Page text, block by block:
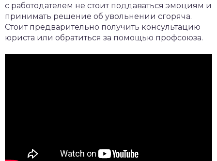
с работодателем не стоит поддаваться эмоциям и
принимать решение об увольнении сгоряча.
Стоит предварительно получить консультацию
юриста или обратиться за помощью профсоюза.